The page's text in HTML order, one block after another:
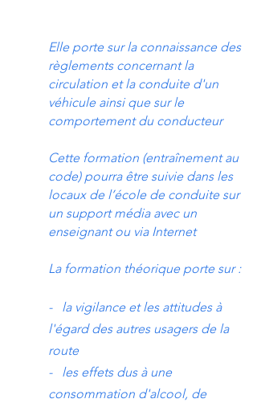
Elle porte sur la connaissance des
règlements concernant la
circulation et la conduite d'un
véhicule ainsi que sur le
comportement du conducteur
Cette formation (entraînement au
code) pourra être suivie dans les
locaux de l’école de conduite sur
un support média avec un
enseignant ou via Internet
La formation théorique porte sur :
- la vigilance et les attitudes à
l'égard des autres usagers de la
route
- les effets dus à une
consommation d'alcool, de